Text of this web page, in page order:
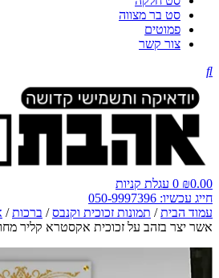
סט בר מצווה
פמוטים
צור קשר
₪0.00
0 עגלת קניות
חייג עכשיו: 050-9997396
עמוד הבית/ תמונות זכוכית וקנבס/ ברכות/
אשר יצר בזהב על זכוכית אקסטרא קליר